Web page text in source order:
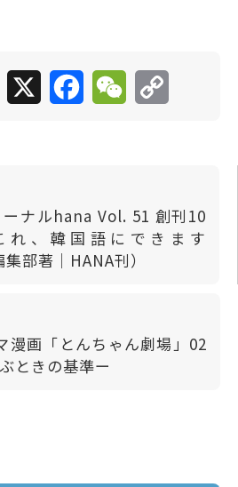
Line FacebookWeChat
ーナルhana Vol. 51 創刊10
れ、韓国語にできます
部著｜HANA刊）
漫画「とんちゃん劇場」02
ときの基準ー